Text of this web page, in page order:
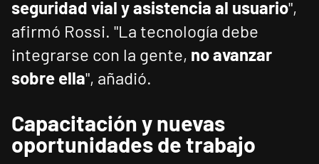
seguridad vial y asistencia al usuario",
afirmó Rossi. "La tecnología debe
integrarse con la gente, no avanzar
sobre ella", añadió.
Capacitación y nuevas
oportunidades de trabajo